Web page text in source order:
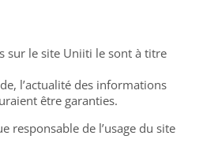
sur le site Uniiti le sont à titre
l’actualité des informations
être garanties.
responsable de l’usage du site